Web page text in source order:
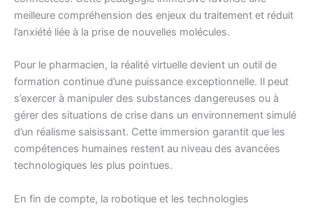
meilleure compréhension des enjeux du traitement et réduit
l’anxiété liée à la prise de nouvelles molécules.
Pour le pharmacien, la réalité virtuelle devient un outil de
formation continue d’une puissance exceptionnelle. Il peut
s’exercer à manipuler des substances dangereuses ou à
gérer des situations de crise dans un environnement simulé
d’un réalisme saisissant. Cette immersion garantit que les
compétences humaines restent au niveau des avancées
technologiques les plus pointues.
En fin de compte, la robotique et les technologies